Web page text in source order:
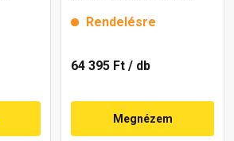
Rendelésre
64 395 Ft / db
Megnézem